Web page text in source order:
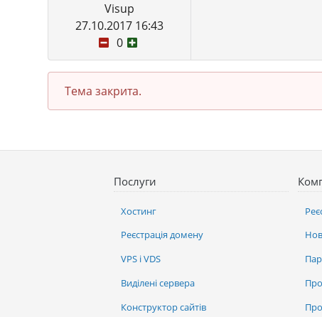
Visup
27.10.2017 16:43
0
Тема закрита.
Послуги
Хостинг
Реєстрація домену
VPS і VDS
Виділені сервера
Конструктор сайтів